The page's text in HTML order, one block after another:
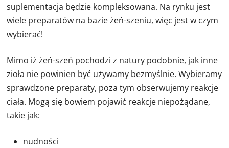
suplementacja będzie kompleksowana. Na rynku jest
wiele preparatów na bazie żeń-szeniu, więc jest w czym
wybierać!
Mimo iż żeń-szeń pochodzi z natury podobnie, jak inne
zioła nie powinien być używamy bezmyślnie. Wybieramy
sprawdzone preparaty, poza tym obserwujemy reakcje
ciała. Mogą się bowiem pojawić reakcje niepożądane,
takie jak:
nudności